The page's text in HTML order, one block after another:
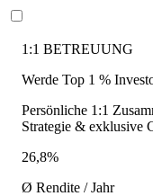
1:1 BETREUUNG
Werde Top 1 %
Persönliche 1:1
Strategie & exklusive
26,8%
Ø Rendite / Jahr